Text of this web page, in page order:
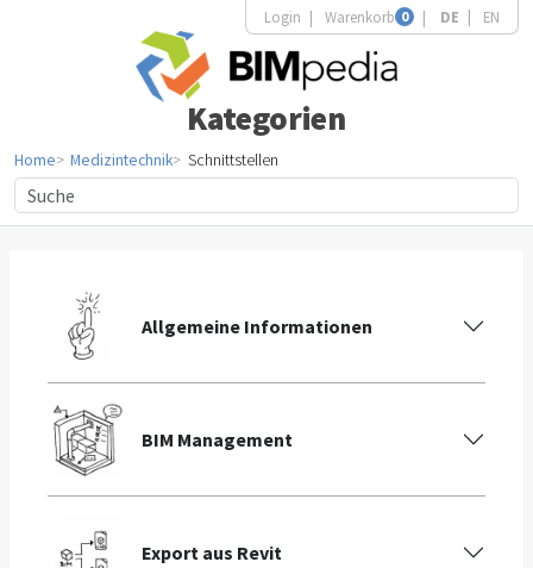
Login Warenkorb 0 DE EN
Kategorien
Home Medizintechnik Schnittstellen
Allgemeine Informationen
BIM Management
Export aus Revit